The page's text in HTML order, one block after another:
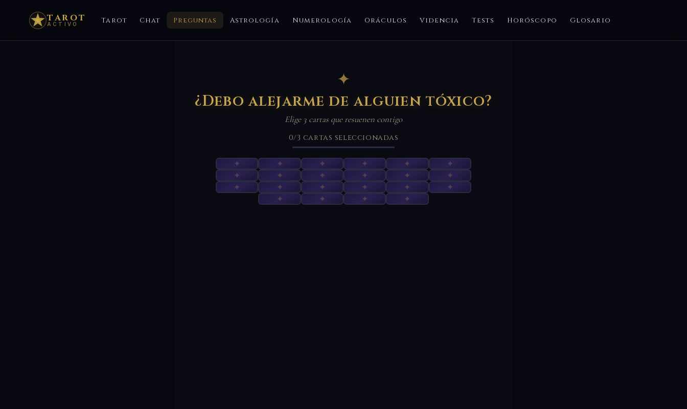
TAROT
ACTIVO Tarot Chat Preguntas Astrología Numerología Oráculos Videncia Tests Horóscopo Glosario
✦
¿Debo alejarme de alguien tóxico?
Elige 3 cartas que resuenen contigo
0/3 cartas seleccionadas
✦ ✦ ✦ ✦ ✦
✦
✦
✦ ✦ ✦ ✦
✦
✦
✦ ✦ ✦ ✦
✦
✦
✦ ✦ ✦